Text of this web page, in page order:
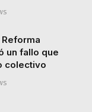
un fallo que
colectivo